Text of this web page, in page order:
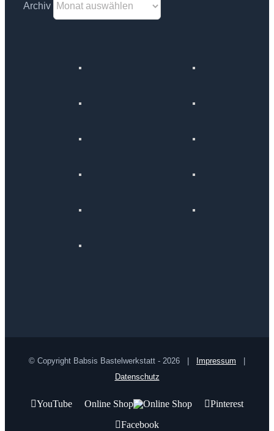
Archiv
© Copyright Babsis Bastelwerkstatt - 2026 | Impressum
Datenschutz
YouTube Online Shop
Pinterest
Facebook